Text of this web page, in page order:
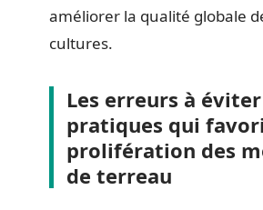
améliorer la qualité globale
cultures.
Les erreurs à
pratiques qui
prolifération des
de terreau